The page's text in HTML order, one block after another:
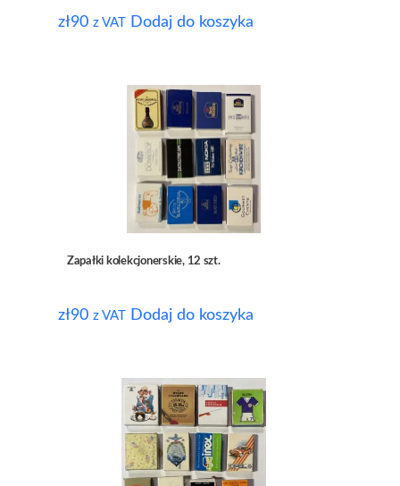
zł90 z VAT Dodaj do koszyka
Zapałki kolekcjonerskie, 12 szt.
zł90 z VAT Dodaj do koszyka